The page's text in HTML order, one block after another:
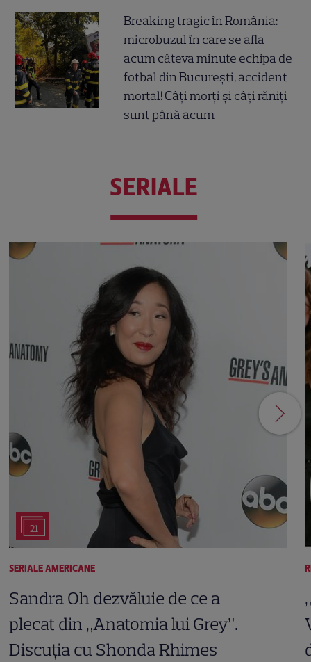
Breaking tragic în România:
microbuzul în care se afla
acum câteva minute echipa de
fotbal din București, accident
mortal! Câți morți și câți răniți
sunt până acum
SERIALE
21
SERIALE AMERICANE
Sandra Oh dezvăluie de ce a
plecat din „Anatomia lui Grey”.
Discuția cu Shonda Rhimes